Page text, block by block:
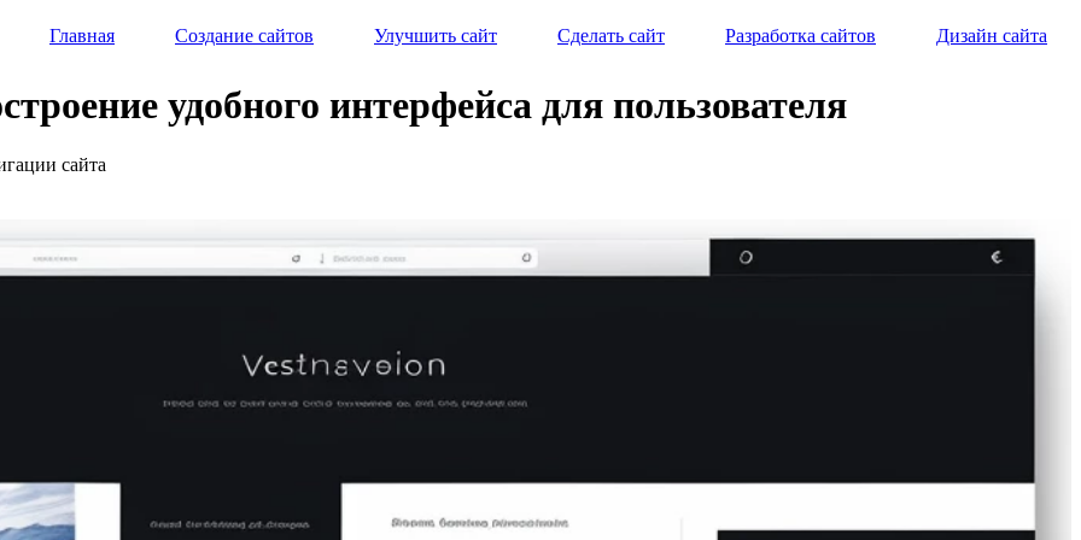
Главная Создание сайтов Улучшить сайт Сделать сайт Разработка сайтов Дизайн сайта
удобного интерфейса для пользователя
сайта